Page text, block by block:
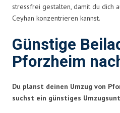
stressfrei gestalten, damit du dich
Ceyhan konzentrieren kannst.
Günstige
Pforzheim
Du planst deinen Umzug von
suchst ein günstiges